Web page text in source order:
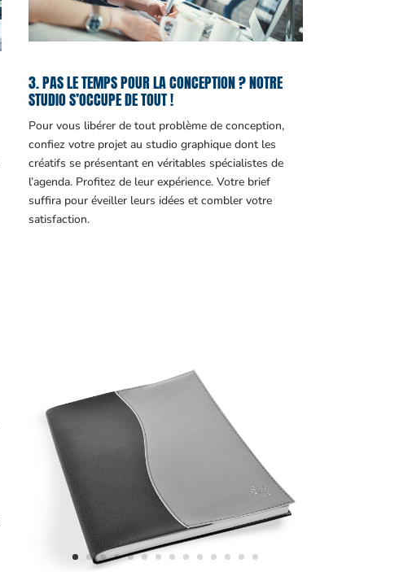
3. PAS LE TEMPS POUR LA CONCEPTION ? NOTRE
STUDIO S’OCCUPE DE TOUT !
Pour vous libérer de tout problème de conception,
confiez votre projet au studio graphique dont les
créatifs se présentant en véritables spécialistes de
l’agenda. Profitez de leur expérience. Votre brief
suffira pour éveiller leurs idées et combler votre
satisfaction.